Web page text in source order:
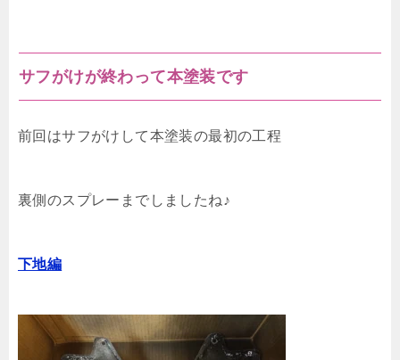
サフがけが終わって本塗装です
前回はサフがけして本塗装の最初の工程
裏側のスプレーまでしましたね♪
下地編